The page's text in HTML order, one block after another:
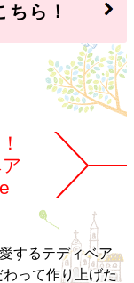
ら！
するテディベア
って作り上げた